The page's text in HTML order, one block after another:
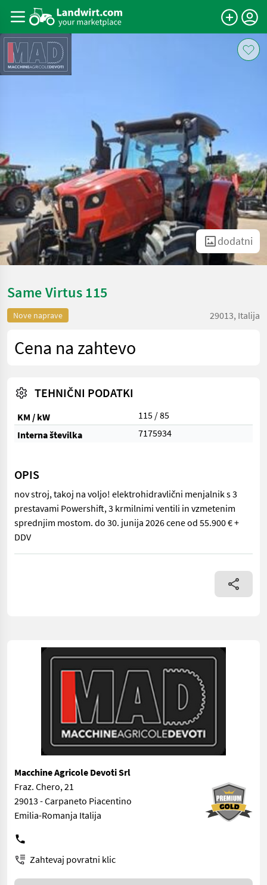
dodatni
Same Virtus 115
Nove naprave 29013, Italija
Cena na zahtevo
TEHNIČNI PODATKI
KM / kW
115 / 85
Interna številka
7175934
OPIS
nov stroj, takoj na voljo! elektrohidravlični menjalnik s 3
prestavami Powershift, 3 krmilnimi ventili in vzmetenim
sprednjim mostom. do 30. junija 2026 cene od 55.900 € +
DDV
nov stroj, takoj na voljo! elektrohidravlični menjalnik s 3
Macchine Agricole Devoti Srl
Fraz. Chero, 21
29013 - Carpaneto Piacentino
Emilia-Romanja Italija
Zahtevaj povratni klic